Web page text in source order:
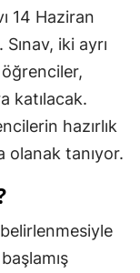
14 Haziran
iki ayrı
katılacak.
hazırlık
olanak tanıyor.